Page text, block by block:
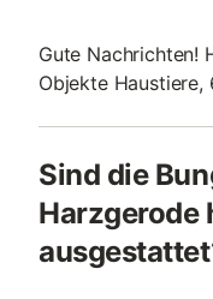
Gute Nachrichten!
Objekte Haustiere,
Sind die
Harzgerode